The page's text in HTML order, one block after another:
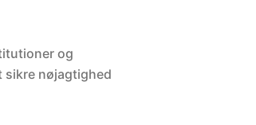
og
sikre nøjagtighed